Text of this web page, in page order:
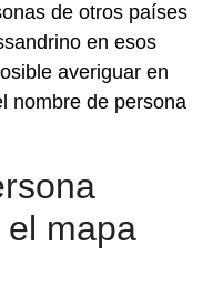
de otros países
en esos
averiguar en
nombre de persona
mapa